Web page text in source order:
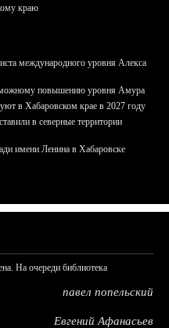
краю
международного уровня Алекса
повышению уровня Амура
в Хабаровском крае в 2027 году
в северные территории
имени Ленина в Хабаровске
На очереди библиотека
павел попельский
Евгений Афанасьев